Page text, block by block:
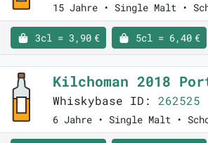
15 Jahre • Single Malt •
3cl = 3,90 € 5cl = 6,40 €
Kilchoman 2018
Whiskybase ID: 262525
6 Jahre • Single Malt •